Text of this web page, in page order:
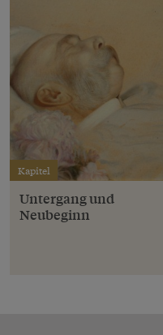
Kapitel
Untergang und
Neubeginn